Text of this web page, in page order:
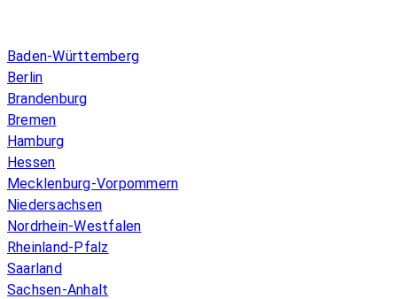
Baden-Württemberg
Berlin
Brandenburg
Bremen
Hamburg
Hessen
Mecklenburg-Vorpommern
Niedersachsen
Nordrhein-Westfalen
Rheinland-Pfalz
Saarland
Sachsen-Anhalt